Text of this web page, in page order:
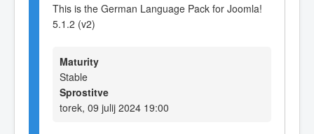
This is the German Language Pack for Joomla!
5.1.2 (v2)
Maturity
Stable
Sprostitve
torek, 09 julij 2024 19:00